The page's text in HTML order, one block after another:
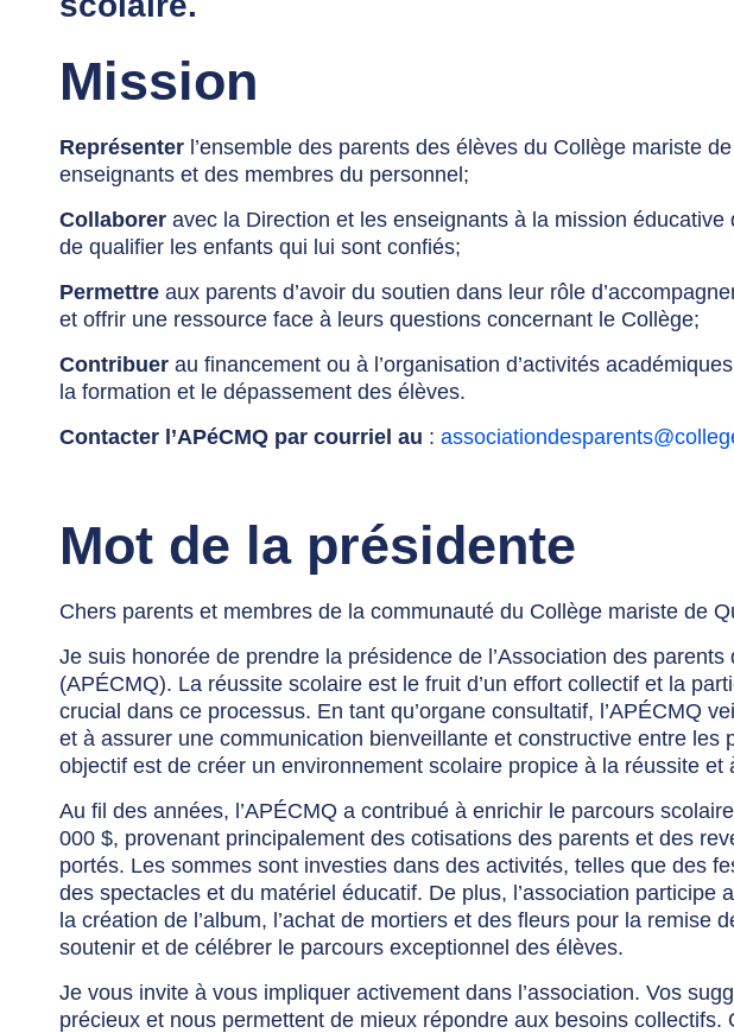
Mission
Représenter l’ensemble des parents des élèves du Collège mariste
enseignants et des membres du personnel;
Collaborer avec la Direction et les enseignants à la mission éducative
de qualifier les enfants qui lui sont confiés;
Permettre aux parents d’avoir du soutien dans leur rôle
et offrir une ressource face à leurs questions concernant le Collège;
Contribuer au financement ou à l’organisation d’activités
la formation et le dépassement des élèves.
Contacter l’APéCMQ par courriel au :
Mot de la présidente
Chers parents et membres de la communauté du Collège mariste de
Je suis honorée de prendre la présidence de l’Association des
(APÉCMQ). La réussite scolaire est le fruit d’un effort collectif et la
crucial dans ce processus. En tant qu’organe consultatif, l’APÉCMQ
et à assurer une communication bienveillante et constructive entre les
objectif est de créer un environnement scolaire propice à la réussite et
Au fil des années, l’APÉCMQ a contribué à enrichir le parcours
000 $, provenant principalement des cotisations des parents et des
portés. Les sommes sont investies dans des activités, telles que des
des spectacles et du matériel éducatif. De plus, l’association participe
la création de l’album, l’achat de mortiers et des fleurs pour la remise
soutenir et de célébrer le parcours exceptionnel des élèves.
Je vous invite à vous impliquer activement dans l’association. Vos
précieux et nous permettent de mieux répondre aux besoins